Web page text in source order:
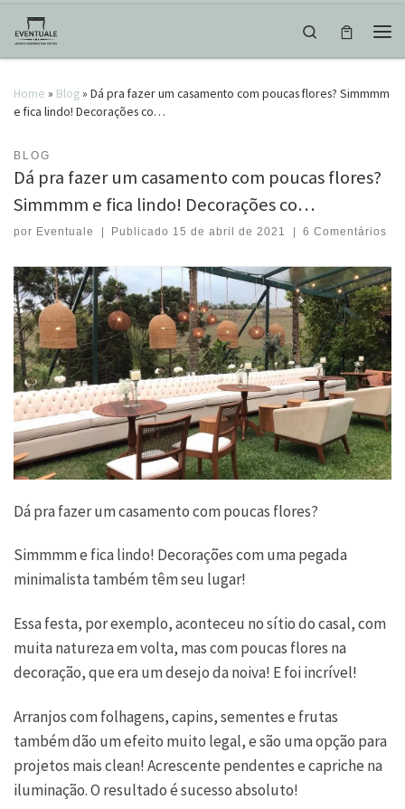
Skip to content
Search
Home » Blog» Dá pra fazer um casamento com poucas flores? Simmmm
e fica lindo! Decorações co…
BLOG
Dá pra fazer um casamento com poucas flores?
Simmmm e fica lindo! Decorações co…
por Eventuale Publicado 15 de abril de 2021 6 Comentários
Dá pra fazer um casamento com poucas flores?
Simmmm e fica lindo! Decorações com uma pegada
minimalista também têm seu lugar!
Essa festa, por exemplo, aconteceu no sítio do casal, com
muita natureza em volta, mas com poucas flores na
decoração, que era um desejo da noiva! E foi incrível!
Arranjos com folhagens, capins, sementes e frutas
também dão um efeito muito legal, e são uma opção para
projetos mais clean! Acrescente pendentes e capriche na
iluminação. O resultado é sucesso absoluto!